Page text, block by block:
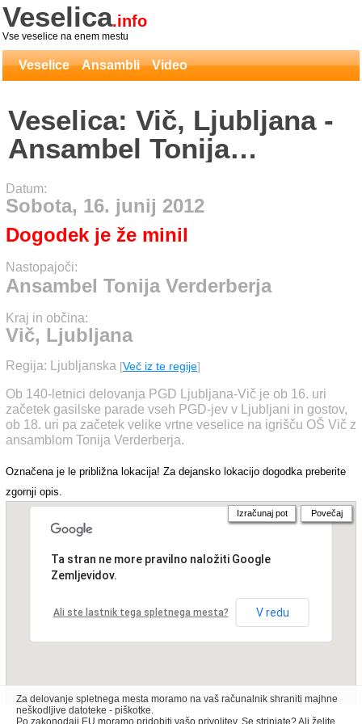
Veselica.info
Vse veselice na enem mestu
Veselice Ansambli Video
Veselica: Vič, Ljubljana -
Ansambel Tonija
Verderberja
Datum:
Sobota, 16. junij 2012
Dogodek je že minil
Nastopajoči:
Ansambel Tonija Verderberja
Kraj in občina:
Vič, Ljubljana
Regija: Ljubljanska [Več iz te regije]
Ob 140-letnici delovanja PGD Ljubljana-Vič je ob 16. uri
začetek gasilske parade vseh PGD-jev v Ljubljani in gostov,
ob 18. uri pa začetek velike vrtne veselice na igrišču OŠ Vič z
ansamblom Tonija Verderberja.
Označena je le približna lokacija! Za dejansko lokacijo dogodka preberite
zgornji opis.
Ta stran ne more pravilno naložiti Google
Zemljevidov.
Ali ste lastnik tega spletnega mesta? V redu
Izračunaj pot Povečaj
Za delovanje spletnega mesta moramo na vaš računalnik shraniti majhne
neškodljive datoteke - piškotke.
Po zakonodaji EU moramo pridobiti vašo privolitev. Se strinjate? Ali želite